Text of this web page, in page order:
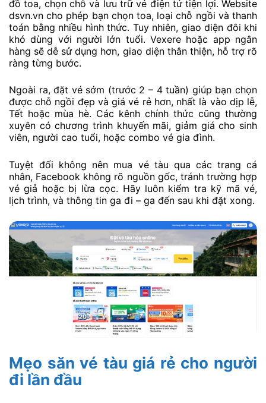
đồ toa, chọn chỗ và lưu trữ vé điện tử tiện lợi. Website
dsvn.vn cho phép bạn chọn toa, loại chỗ ngồi và thanh
toán bằng nhiều hình thức. Tuy nhiên, giao diện đôi khi
khó dùng với người lớn tuổi. Vexere hoặc app ngân
hàng sẽ dễ sử dụng hơn, giao diện thân thiện, hỗ trợ rõ
ràng từng bước.
Ngoài ra, đặt vé sớm (trước 2 – 4 tuần) giúp bạn chọn
được chỗ ngồi đẹp và giá vé rẻ hơn, nhất là vào dịp lễ,
Tết hoặc mùa hè. Các kênh chính thức cũng thường
xuyên có chương trình khuyến mãi, giảm giá cho sinh
viên, người cao tuổi, hoặc combo vé gia đình.
Tuyệt đối không nên mua vé tàu qua các trang cá
nhân, Facebook không rõ nguồn gốc, tránh trường hợp
vé giả hoặc bị lừa cọc. Hãy luôn kiểm tra kỹ mã vé,
lịch trình, và thông tin ga đi – ga đến sau khi đặt xong.
Mẹo săn vé tàu giá rẻ cho người
đi lần đầu